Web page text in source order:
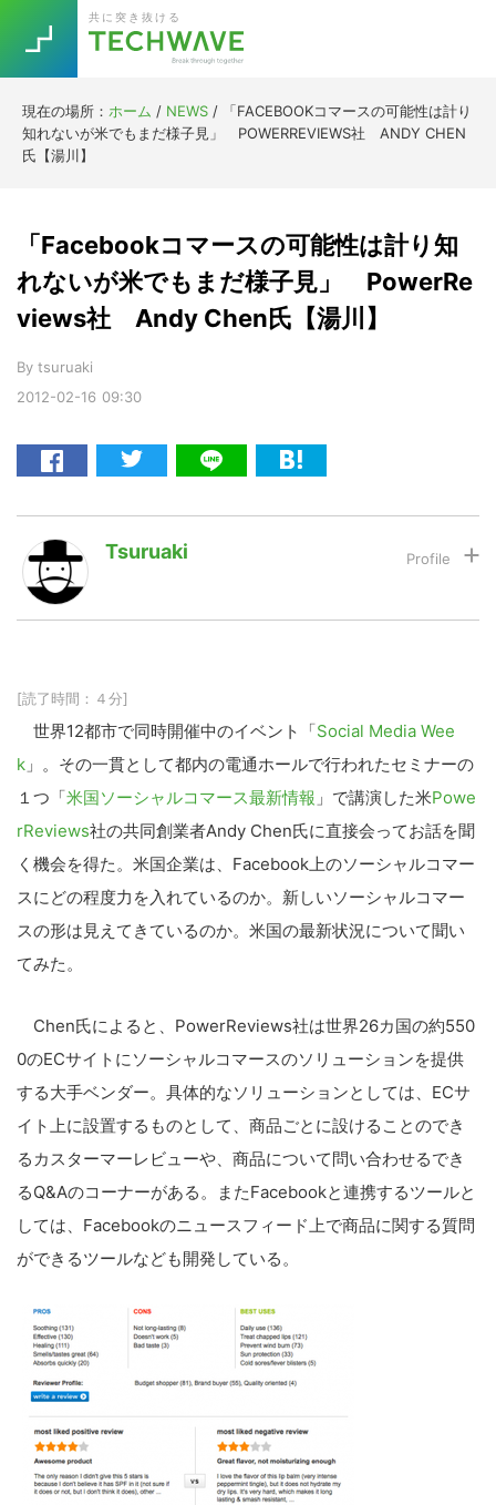
primary
navigation
main
content
primary
sidebar
footer
共に突き抜ける
現在の場所： ホーム / NEWS / 「FACEBOOKコマースの可能性は計り
知れないが米でもまだ様子見」 POWERREVIEWS社 ANDY CHEN
氏【湯川】
2012-02-16 09:30
「Facebookコマースの可能性は計り知
れないが米でもまだ様子見」 PowerRe
views社 Andy Chen氏【湯川】
By tsuruaki
Tsuruaki
[読了時間：４分]
世界12都市で同時開催中のイベント「Social Media Wee
k 」。その一貫として都内の電通ホールで行われたセミナーの
１つ「米国ソーシャルコマース最新情報 」で講演した米Powe
rReviews社の共同創業者Andy Chen氏に直接会ってお話を聞
く機会を得た。米国企業は、Facebook上のソーシャルコマー
スにどの程度力を入れているのか。新しいソーシャルコマー
スの形は見えてきているのか。米国の最新状況について聞い
てみた。
Chen氏によると、PowerReviews社は世界26カ国の約550
0のECサイトにソーシャルコマースのソリューションを提供
する大手ベンダー。具体的なソリューションとしては、ECサ
イト上に設置するものとして、商品ごとに設けることのでき
るカスターマーレビューや、商品について問い合わせるでき
るQ&Aのコーナーがある。またFacebookと連携するツールと
しては、Facebookのニュースフィード上で商品に関する質問
ができるツールなども開発している。
TOPICS
暗号資産
VR/AR
LINE
特集
Block Data Bank
Trend
Keywords
今話題の注目キーワード
5G Asana テレワーク
ニューノーマル
Daily Weekly